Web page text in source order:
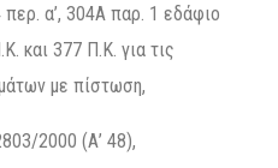
α’, 304Α παρ. 1 εδάφιο
και 377 Π.Κ. για τις
με πίστωση,
2000 (Α’ 48),